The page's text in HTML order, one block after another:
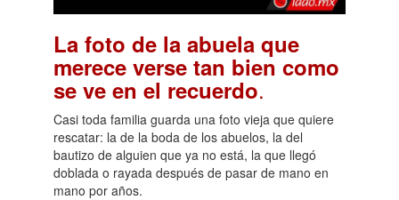
La foto de la abuela que
merece verse tan bien como
se ve en el recuerdo.
Casi toda familia guarda una foto vieja que quiere
rescatar: la de la boda de los abuelos, la del
bautizo de alguien que ya no está, la que llegó
doblada o rayada después de pasar de mano en
mano por años.